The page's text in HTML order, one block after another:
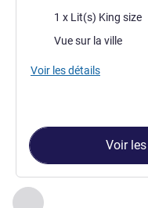
Précédent - Chambre
Page , Chambre
Literie1 x Lit(s) King size
Vues :Vue sur la ville
Voir les détails
Voir